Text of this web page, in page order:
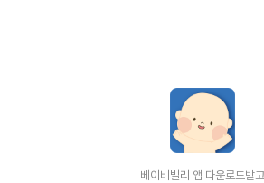
베이비빌리 앱 다운로드받고